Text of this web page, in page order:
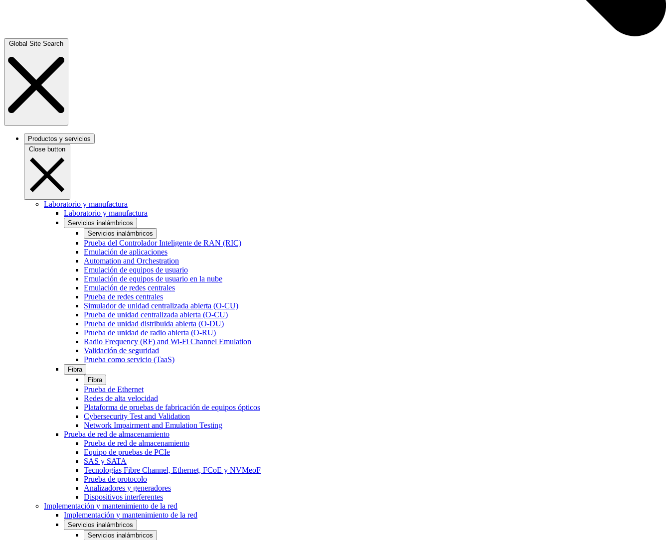
Global Site Search
Productos y servicios
Close button
Laboratorio y manufactura
Laboratorio y manufactura
Servicios inalámbricos
Servicios inalámbricos
Prueba del Controlador Inteligente de RAN (RIC)
Emulación de aplicaciones
Automation and Orchestration
Emulación de equipos de usuario
Emulación de equipos de usuario en la nube
Emulación de redes centrales
Prueba de redes centrales
Simulador de unidad centralizada abierta (O-CU)
Prueba de unidad centralizada abierta (O-CU)
Prueba de unidad distribuida abierta (O-DU)
Prueba de unidad de radio abierta (O-RU)
Radio Frequency (RF) and Wi-Fi Channel Emulation
Validación de seguridad
Prueba como servicio (TaaS)
Fibra
Fibra
Prueba de Ethernet
Redes de alta velocidad
Plataforma de pruebas de fabricación de equipos ópticos
Cybersecurity Test and Validation
Network Impairment and Emulation Testing
Prueba de red de almacenamiento
Prueba de red de almacenamiento
Equipo de pruebas de PCIe
SAS y SATA
Tecnologías Fibre Channel, Ethernet, FCoE y NVMeoF
Prueba de protocolo
Analizadores y generadores
Dispositivos interferentes
Implementación y mantenimiento de la red
Implementación y mantenimiento de la red
Servicios inalámbricos
Servicios inalámbricos